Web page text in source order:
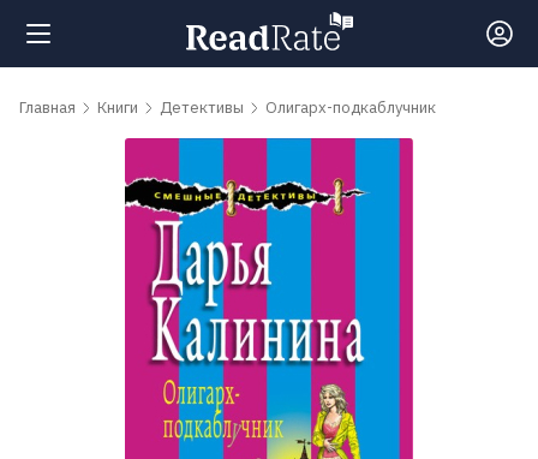
Поиск
обсуждаемые
Главная Книги Детективы Олигарх-подкаблучник